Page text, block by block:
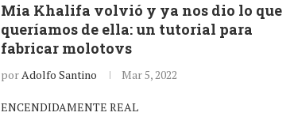
Mia Khalifa volvió y ya nos dio lo que
queríamos de ella: un tutorial para
fabricar molotovs
porAdolfo Santino Mar 5, 2022
ENCENDIDAMENTE REAL